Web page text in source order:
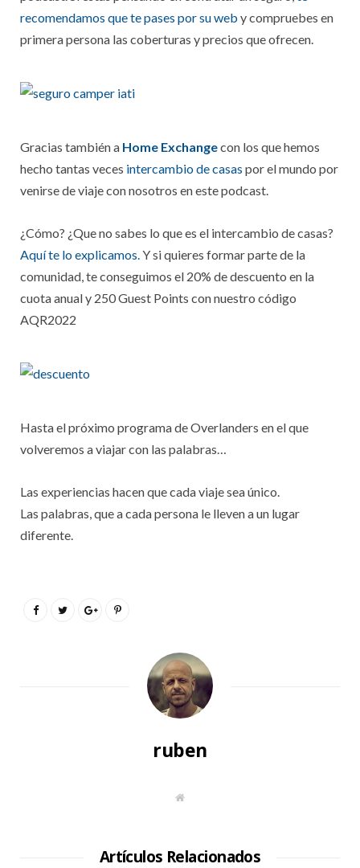
recomendamos que te pases por su web y compruebes en
primera persona las coberturas y precios que ofrecen.
Gracias también a Home Exchangecon los que hemos
hecho tantas veces intercambio de casas por el mundo por
venirse de viaje con nosotros en este podcast.
¿Cómo? ¿Que no sabes lo que es el intercambio de casas?
Aquí te lo explicamos.Y si quieres formar parte de la
comunidad, te conseguimos el 20% de descuento en la
cuota anual y 250 Guest Points con nuestro código
AQR2022
Hasta el próximo programa de Overlanders en el que
volveremos a viajar con las palabras…
Las experiencias hacen que cada viaje sea único.
Las palabras, que a cada persona le lleven a un lugar
diferente.
ruben
S
W
Artículos Relacionados